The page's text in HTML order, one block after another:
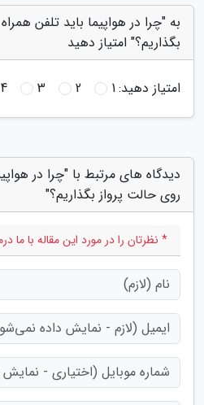
به "چرا در هواپیما باید تلفن
بگذاریم؟" امتیاز دهید
امتیاز دهید:1
2
3
4
دیدگاه های مرتبط با "چرا در
روی حالت پرواز بگذاریم؟"
* نظرتان را در مورد این مقاله با ما